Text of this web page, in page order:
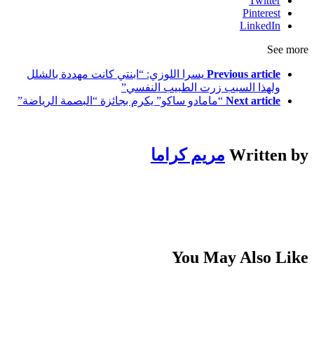
Pinterest
LinkedIn
See more
Previous article يسرا اللوزي: “ابنتي كانت مهددة بالشلل
ولهذا السبب زرت الطبيب النفسي”
Next article “مامادو ساكو” يكرم بجائزة “البصمة الرياضة”
Written by مريم كراما
You May Also Like